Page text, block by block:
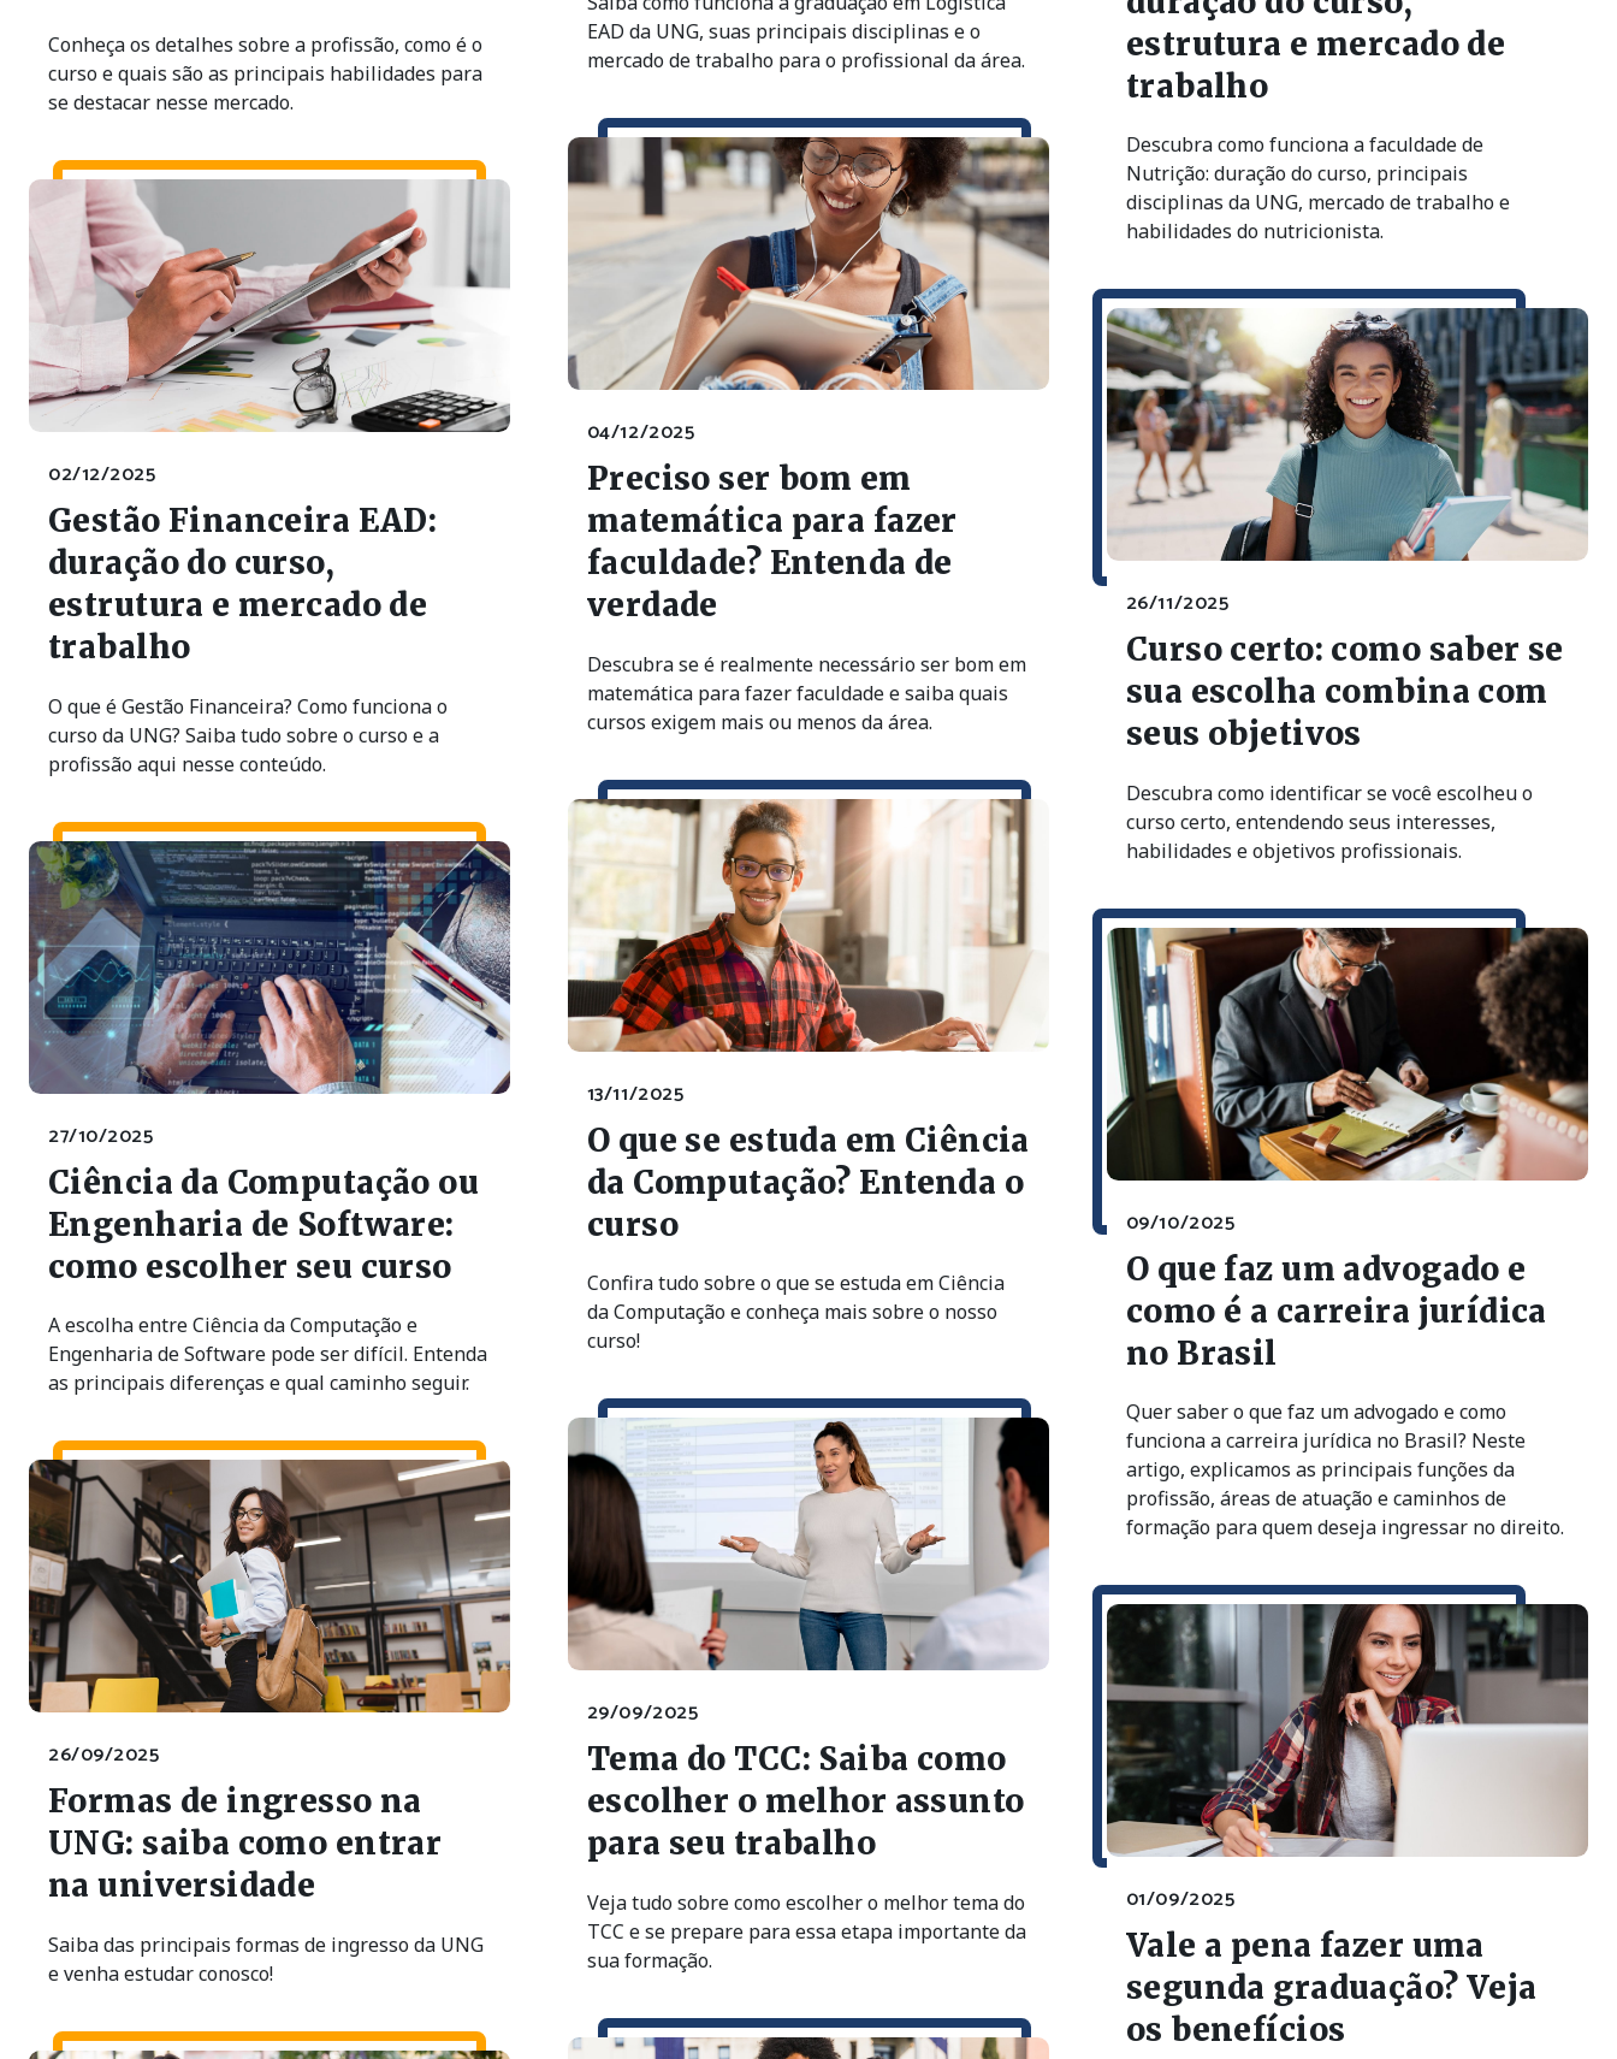
Conheça os detalhes sobre a profissão, como é o
curso e quais são as principais habilidades para
se destacar nesse mercado.
EAD da UNG, suas principais disciplinas e o
mercado de trabalho para o profissional da área.
estrutura e mercado de
trabalho
Descubra como funciona a faculdade de
Nutrição: duração do curso, principais
disciplinas da UNG, mercado de trabalho e
habilidades do nutricionista.
04/12/2025
Preciso ser bom em
matemática para fazer
faculdade? Entenda de
verdade
Descubra se é realmente necessário ser bom em
matemática para fazer faculdade e saiba quais
cursos exigem mais ou menos da área.
02/12/2025
Gestão Financeira EAD:
duração do curso,
estrutura e mercado de
trabalho
O que é Gestão Financeira? Como funciona o
curso da UNG? Saiba tudo sobre o curso e a
profissão aqui nesse conteúdo.
26/11/2025
Curso certo: como saber se
sua escolha combina com
seus objetivos
Descubra como identificar se você escolheu o
curso certo, entendendo seus interesses,
habilidades e objetivos profissionais.
13/11/2025
O que se estuda em Ciência
da Computação? Entenda o
curso
Confira tudo sobre o que se estuda em Ciência
da Computação e conheça mais sobre o nosso
curso!
27/10/2025
Ciência da Computação ou
Engenharia de Software:
como escolher seu curso
A escolha entre Ciência da Computação e
Engenharia de Software pode ser difícil. Entenda
as principais diferenças e qual caminho seguir.
09/10/2025
O que faz um advogado e
como é a carreira jurídica
no Brasil
Quer saber o que faz um advogado e como
funciona a carreira jurídica no Brasil? Neste
artigo, explicamos as principais funções da
profissão, áreas de atuação e caminhos de
formação para quem deseja ingressar no direito.
29/09/2025
Tema do TCC: Saiba como
escolher o melhor assunto
para seu trabalho
Veja tudo sobre como escolher o melhor tema do
TCC e se prepare para essa etapa importante da
sua formação.
26/09/2025
Formas de ingresso na
UNG: saiba como entrar
na universidade
Saiba das principais formas de ingresso da UNG
e venha estudar conosco!
01/09/2025
Vale a pena fazer uma
segunda graduação? Veja
os benefícios